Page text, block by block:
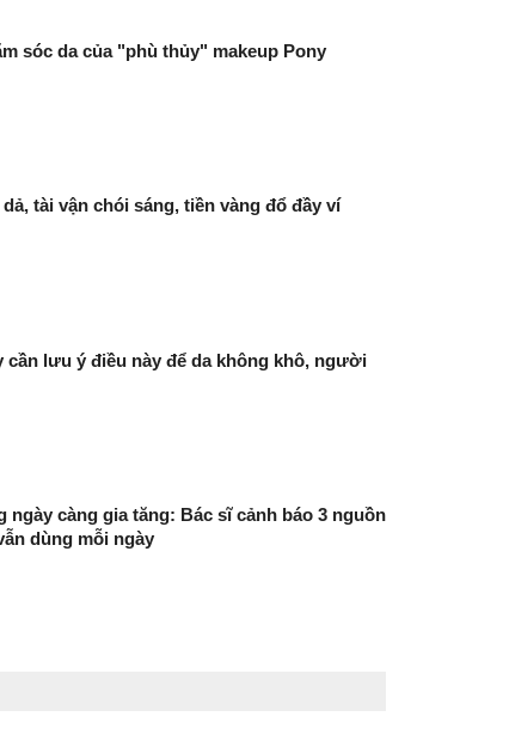
sóc da của "phù thủy" makeup Pony
tài vận chói sáng, tiền vàng đổ đầy ví
cần lưu ý điều này để da không khô, người
càng gia tăng: Bác sĩ cảnh báo 3 nguồn
dùng mỗi ngày